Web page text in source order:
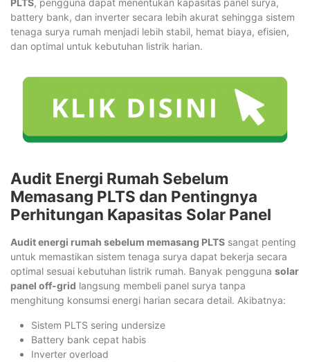
battery bank, dan inverter secara lebih akurat sehingga sistem
tenaga surya rumah menjadi lebih stabil, hemat biaya, efisien,
dan optimal untuk kebutuhan listrik harian.
Audit Energi Rumah Sebelum
Memasang PLTS dan Pentingnya
Perhitungan Kapasitas Solar Panel
Audit energi rumah sebelum memasang PLTS sangat penting
untuk memastikan sistem tenaga surya dapat bekerja secara
optimal sesuai kebutuhan listrik rumah. Banyak pengguna solar
panel off-grid langsung membeli panel surya tanpa
menghitung konsumsi energi harian secara detail. Akibatnya:
Sistem PLTS sering undersize
Battery bank cepat habis
Inverter overload